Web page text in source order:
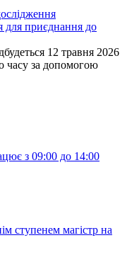
приєднання до
12 травня 2026
часу за допомогою
з 09:00 до 14:00
ступенем магістр на